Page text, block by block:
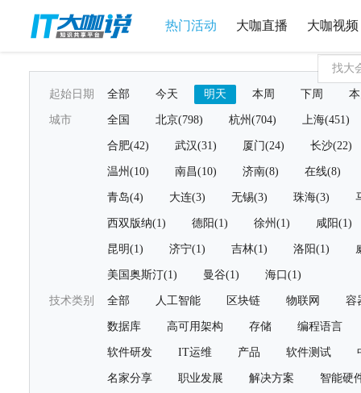
热门活动 大咖直播 大咖视频
起始日期 全部 今天 明天 本周 下周
城市 全国 北京(798) 杭州(704) 上海(451)
合肥(42) 武汉(31) 厦门(24) 长沙(22)
温州(10) 南昌(10) 济南(8) 在线(8)
青岛(4) 大连(3) 无锡(3) 珠海(3)
西双版纳(1) 德阳(1) 徐州(1) 咸阳(1)
昆明(1) 济宁(1) 吉林(1) 洛阳(1)
美国奥斯汀(1) 曼谷(1) 海口(1)
技术类别 全部 人工智能 区块链 物联网 容
数据库 高可用架构 存储 编程语言
软件研发 IT运维 产品 软件测试
名家分享 职业发展 解决方案 智能硬